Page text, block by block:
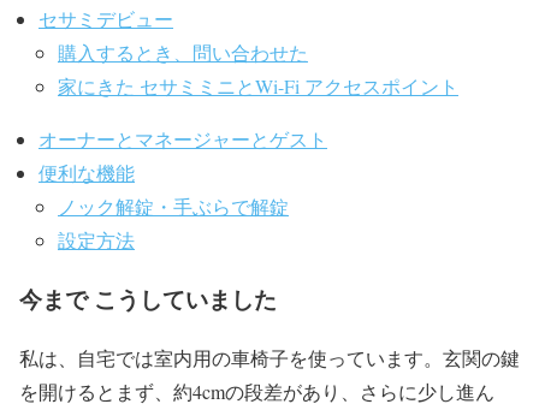
セサミデビュー
購入するとき、問い合わせた
家にきた セサミミニとWi-Fi アクセスポイント
オーナーとマネージャーとゲスト
便利な機能
ノック解錠・手ぶらで解錠
設定方法
今まで こうしていました
私は、自宅では室内用の車椅子を使っています。玄関の鍵
を開けるとまず、約4cmの段差があり、さらに少し進ん